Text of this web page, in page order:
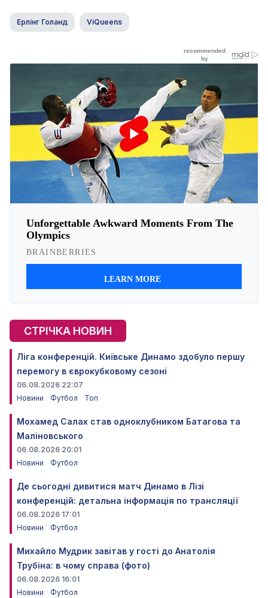
Ерлінг Голанд ViQueens
СТРІЧКА НОВИН
Ліга конференцій. Київське Динамо здобуло першу
перемогу в єврокубковому сезоні
06.08.2026 22:07
Новини
Футбол Топ
Мохамед Салах став одноклубником Батагова та
Маліновського
06.08.2026 20:01
Новини
Футбол
Де сьогодні дивитися матч Динамо в Лізі
конференцій: детальна інформація по трансляції
06.08.2026 17:01
Новини
Футбол
Михайло Мудрик завітав у гості до Анатолія
Трубіна: в чому справа (фото)
06.08.2026 16:01
Новини
Футбол